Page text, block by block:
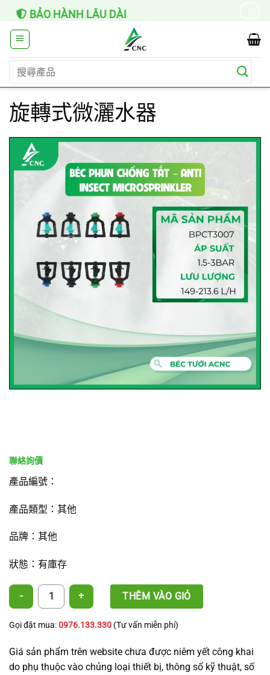
Skip
content
HỖ TRỢ LẮP ĐẶT
鍵
字:
旋轉式微灑水器
產品編號：
產品類型：其他
品牌：其他
狀態：有庫存
旋轉式微灑水器 數量 THÊM VÀO GIỎ
Gọi đặt mua:0976.133.330 (Tư vấn miễn phí)
Giá sản phẩm trên website chưa được niêm yết công khai
do phụ thuộc vào chủng loại thiết bị, thông số kỹ thuật, số